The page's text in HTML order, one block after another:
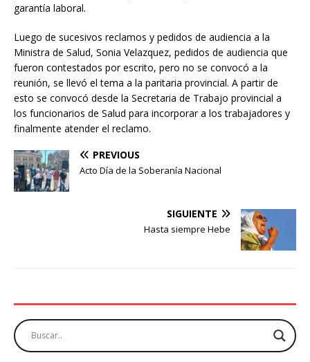
garantía laboral.
Luego de sucesivos reclamos y pedidos de audiencia a la
Ministra de Salud, Sonia Velazquez, pedidos de audiencia que
fueron contestados por escrito, pero no se convocó a la
reunión, se llevó el tema a la paritaria provincial. A partir de
esto se convocó desde la Secretaria de Trabajo provincial a
los funcionarios de Salud para incorporar a los trabajadores y
finalmente atender el reclamo.
PREVIOUS
Acto Día de la Soberanía Nacional
SIGUIENTE
Hasta siempre Hebe